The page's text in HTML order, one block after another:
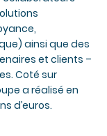
ainsi que des
et clients –
Coté sur
a réalisé en
d’euros.